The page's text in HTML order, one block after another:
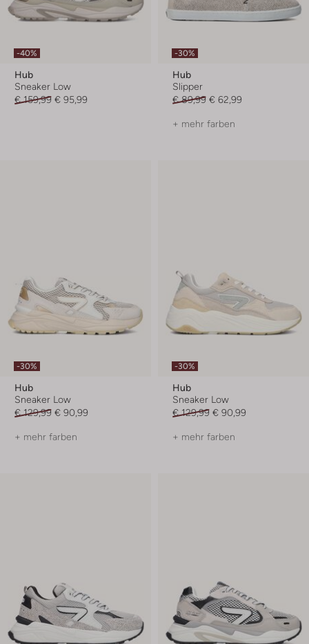
-40%
Hub
Sneaker Low
€ 159,99 € 95,99
-30%
Hub
Slipper
€ 89,99 € 62,99
+ mehr farben
-30%
Hub
Sneaker Low
€ 129,99 € 90,99
+ mehr farben
-30%
Hub
Sneaker Low
€ 129,99 € 90,99
+ mehr farben